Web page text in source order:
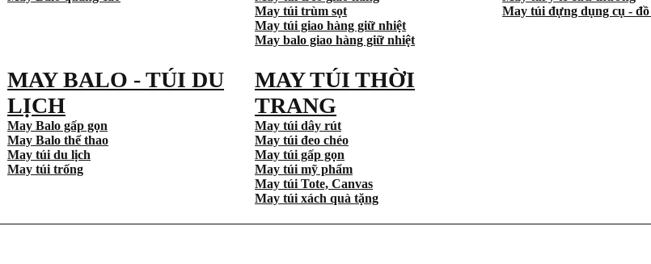
May túi trùm sọt
May túi giao hàng giữ nhiệt
May balo giao hàng giữ nhiệt
May túi đựng dụng cụ - đồ
MAY BALO - TÚI DU
LỊCH
May Balo gấp gọn
May Balo thể thao
May túi du lịch
May túi trống
MAY TÚI THỜI
TRANG
May túi dây rút
May túi đeo chéo
May túi gấp gọn
May túi mỹ phẩm
May túi Tote, Canvas
May túi xách quà tặng